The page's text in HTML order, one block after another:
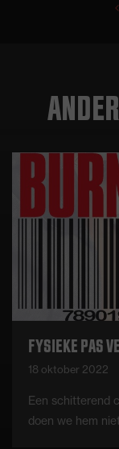
FYSIEKE PAS
18 oktober 2022
Een schitterend
doen we hem